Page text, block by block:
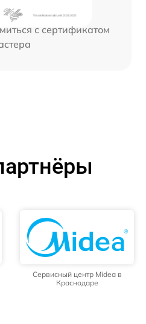
с сертификатом
Сервисный центр Midea в
Краснодаре